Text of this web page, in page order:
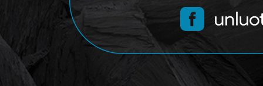
KING-PISTON
Yorum (